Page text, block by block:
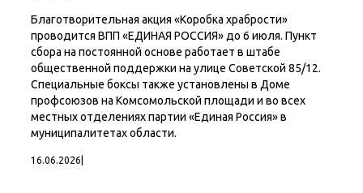
Благотворительная акция «Коробка храбрости»
проводится ВПП «ЕДИНАЯ РОССИЯ» до 6 июля. Пункт
сбора на постоянной основе работает в штабе
общественной поддержки на улице Советской 85/12.
Специальные боксы также установлены в Доме
профсоюзов на Комсомольской площади и во всех
местных отделениях партии «Единая Россия» в
муниципалитетах области.
16.06.2026